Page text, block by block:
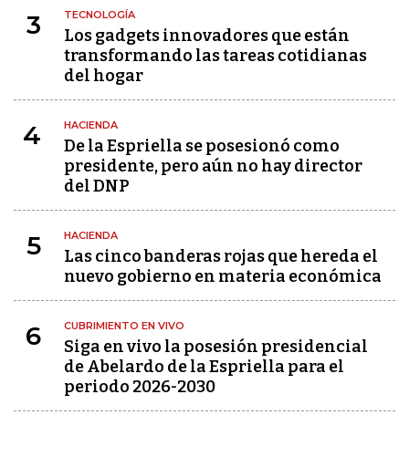
3 TECNOLOGÍA
Los gadgets innovadores que están
transformando las tareas cotidianas
del hogar
4 HACIENDA
De la Espriella se posesionó como
presidente, pero aún no hay director
del DNP
5 HACIENDA
Las cinco banderas rojas que hereda el
nuevo gobierno en materia económica
6 CUBRIMIENTO EN VIVO
Siga en vivo la posesión presidencial
de Abelardo de la Espriella para el
periodo 2026-2030